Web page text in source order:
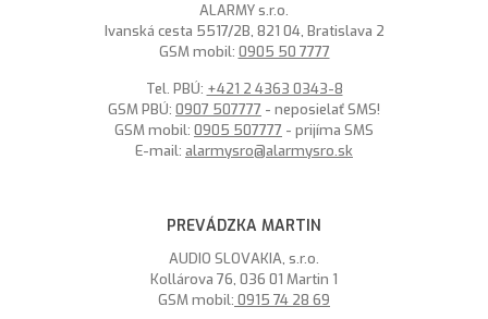
ALARMY s.r.o.
Ivanská cesta 5517/2B, 821 04, Bratislava 2
GSM mobil: 0905 50 7777
Tel. PBÚ: +421 2 4363 0343-8
GSM PBÚ: 0907 507777 - neposielať SMS!
GSM mobil: 0905 507777 - prijíma SMS
E-mail: alarmysro@alarmysro.sk
PREVÁDZKA MARTIN
AUDIO SLOVAKIA, s.r.o.
Kollárova 76, 036 01 Martin 1
GSM mobil: 0915 74 28 69